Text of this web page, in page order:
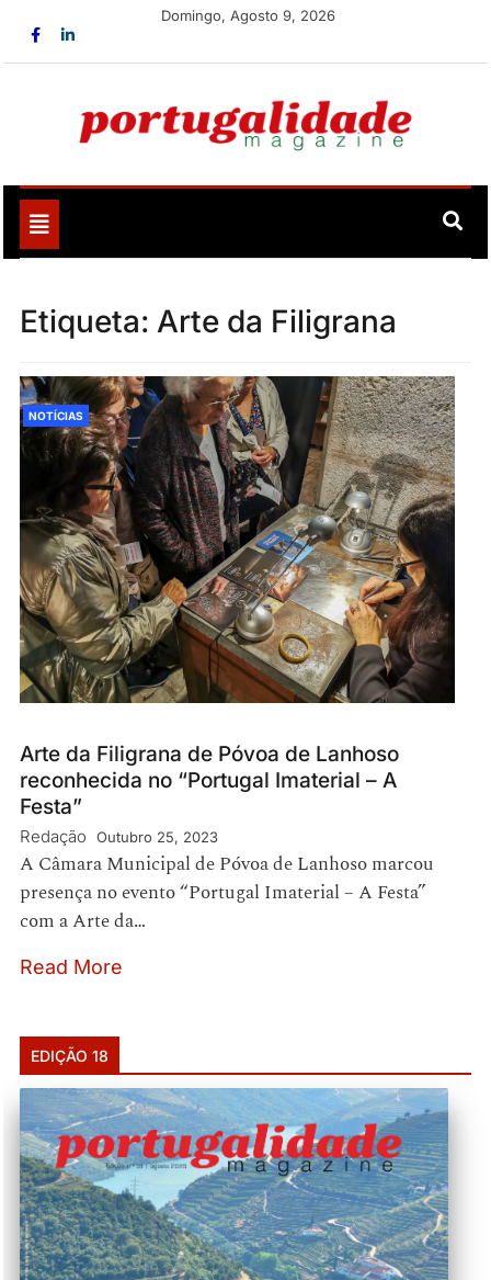
Domingo, Agosto 9, 2026
Portugalidade
Toggle
navigation
Etiqueta: Arte da Filigrana
NOTÍCIAS
Arte da Filigrana de Póvoa de Lanhoso
reconhecida no “Portugal Imaterial – A
Festa”
Redação Outubro 25, 2023
A Câmara Municipal de Póvoa de Lanhoso marcou
presença no evento “Portugal Imaterial – A Festa”
com a Arte da…
Read More
EDIÇÃO 18